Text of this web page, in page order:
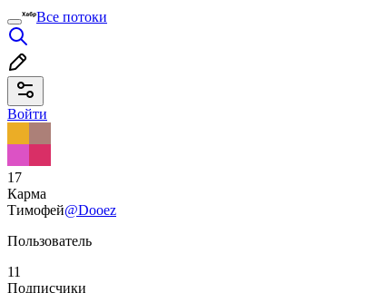
Все потоки
Войти
17
Карма
Тимофей@Dooez
Пользователь
11
Подписчики